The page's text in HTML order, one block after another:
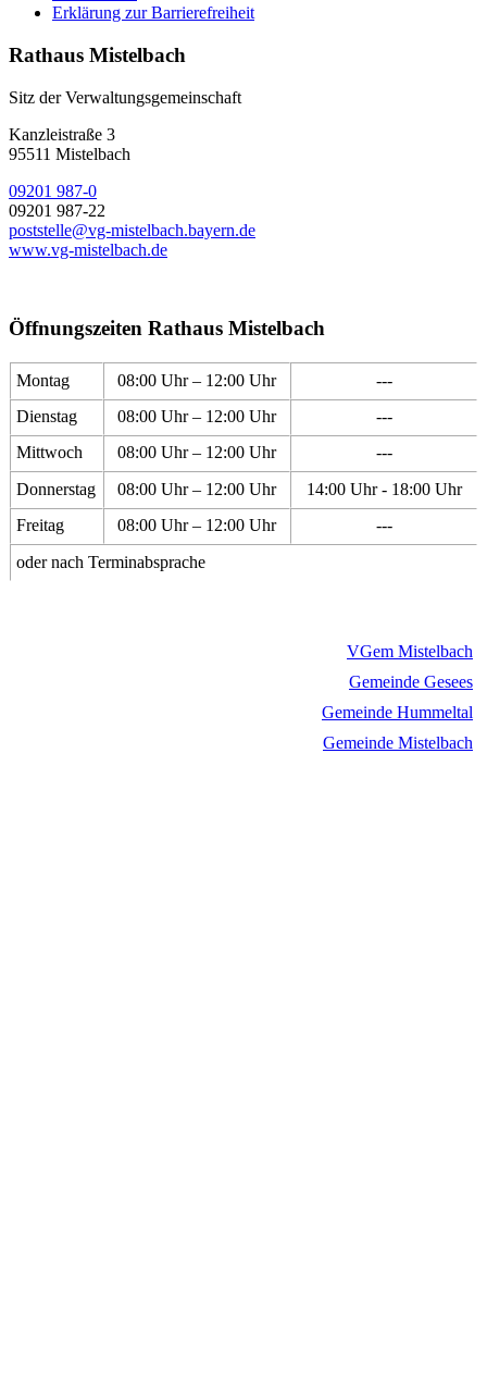
Erklärung zur Barrierefreiheit
Rathaus Mistelbach
Sitz der Verwaltungsgemeinschaft
Kanzleistraße 3
95511 Mistelbach
09201 987-0
09201 987-22
poststelle@vg-mistelbach.bayern.de
www.vg-mistelbach.de
Öffnungszeiten Rathaus Mistelbach
Montag 08:00 Uhr – 12:00 Uhr
---
Dienstag
08:00 Uhr – 12:00 Uhr
---
Mittwoch
08:00 Uhr – 12:00 Uhr
---
Donnerstag
08:00 Uhr – 12:00 Uhr
14:00 Uhr - 18:00 Uhr
Freitag
08:00 Uhr – 12:00 Uhr
---
oder nach Terminabsprache
VGem Mistelbach
Gemeinde Gesees
Gemeinde Hummeltal
Gemeinde Mistelbach